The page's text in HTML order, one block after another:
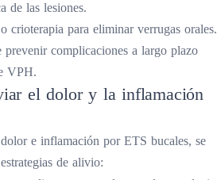
de las lesiones.
crioterapia para eliminar verrugas orales.
complicaciones a largo plazo
VPH.
el dolor y la inflamación
e inflamación por ETS bucales, se
de alivio: